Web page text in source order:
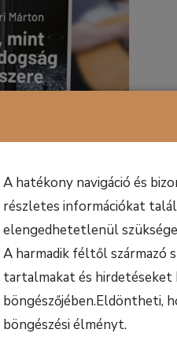
A hatékony navigáció és
részletes információkat
elengedhetetlenül
A harmadik féltől származó
tartalmakat és hirdetéseket
böngészőjében.Eldöntheti,
böngészési élményt.
a
c.